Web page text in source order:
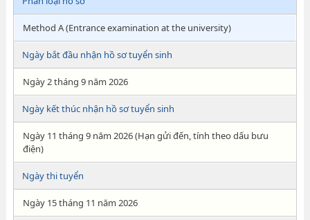
Method A (Entrance examination at the university)
Ngày bắt đầu nhận hồ sơ tuyển sinh
Ngày 2 tháng 9 năm 2026
Ngày kết thúc nhận hồ sơ tuyển sinh
Ngày 11 tháng 9 năm 2026 (Hạn gửi đến, tính theo dấu bưu
điện)
Ngày thi tuyển
Ngày 15 tháng 11 năm 2026